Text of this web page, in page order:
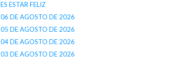
ES ESTAR FELIZ
06 DE AGOSTO DE 2026
05 DE AGOSTO DE 2026
04 DE AGOSTO DE 2026
03 DE AGOSTO DE 2026